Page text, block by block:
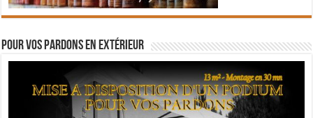
Pour vos pardons en extérieur